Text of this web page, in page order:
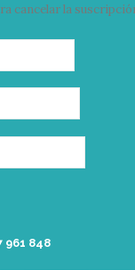
cancelar la
961 848‬